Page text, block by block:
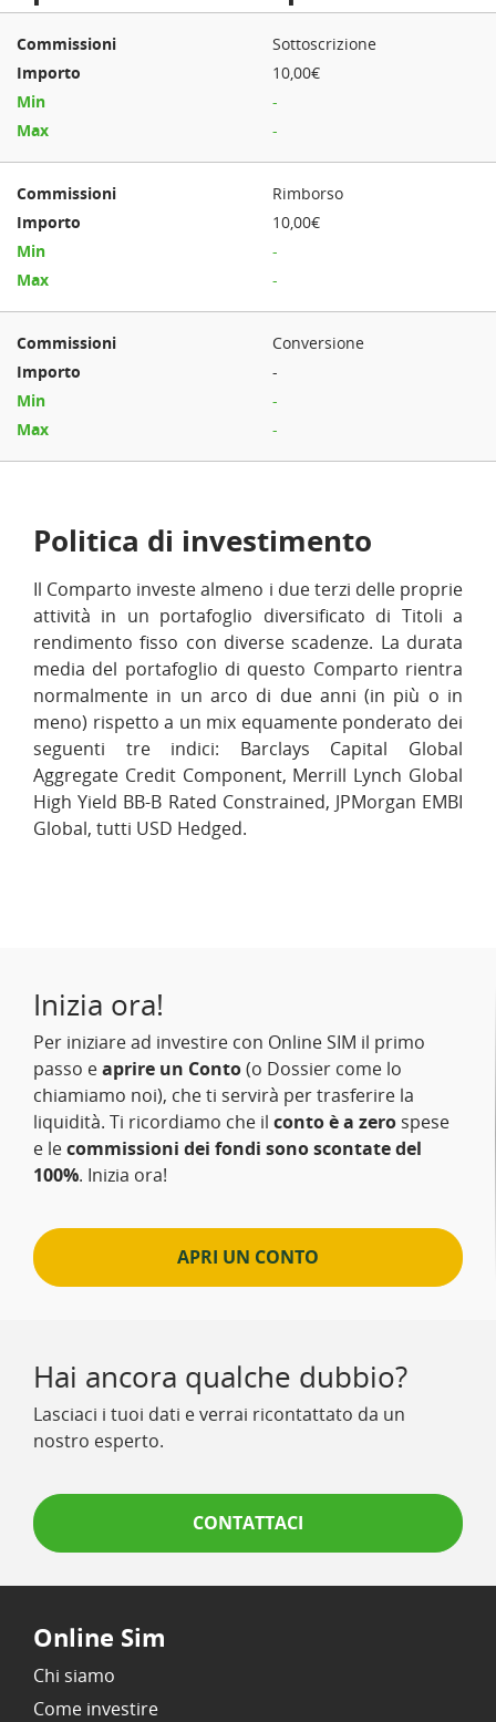
Sottoscrizione
10,00€
-
-
Rimborso
10,00€
-
-
Conversione
-
-
-
Politica di investimento
Il Comparto investe almeno i due terzi delle proprie
attività in un portafoglio diversificato di Titoli a
rendimento fisso con diverse scadenze. La durata
media del portafoglio di questo Comparto rientra
normalmente in un arco di due anni (in più o in
meno) rispetto a un mix equamente ponderato dei
seguenti tre indici: Barclays Capital Global
Aggregate Credit Component, Merrill Lynch Global
High Yield BB-B Rated Constrained, JPMorgan EMBI
Global, tutti USD Hedged.
Inizia ora!
Per iniziare ad investire con Online SIM il primo
passo eaprire un Conto(o Dossier come lo
chiamiamo noi), che ti servirà per trasferire la
liquidità. Ti ricordiamo che il conto è a zero spese
e lecommissioni dei fondi sono scontate del
100%. Inizia ora!
APRI UN CONTO
Hai ancora qualche dubbio?
Lasciaci i tuoi dati e verrai ricontattato da un
nostro esperto.
CONTATTACI
Online Sim
Chi siamo
Come investire